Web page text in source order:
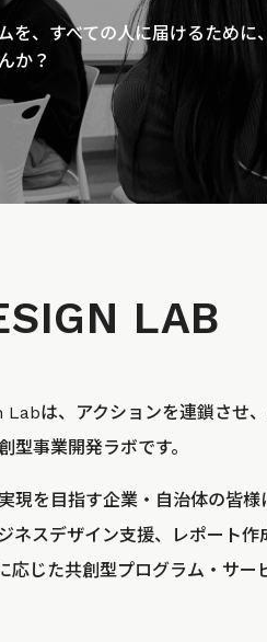
を、すべての人に届けるために
か？
LAB
は、アクションを連鎖させ
型事業開発ラボです。
現を目指す企業・自治体の皆様
ネスデザイン支援、レポート作
応じた共創型プログラム・サー